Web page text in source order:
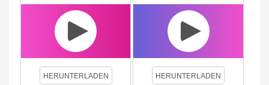
HERUNTERLADEN HERUNTERLADEN